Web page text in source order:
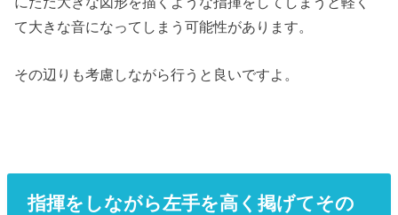
て大きな音になってしまう可能性があります。
その辺りも考慮しながら行うと良いですよ。
指揮をしながら左手を高く掲げてその